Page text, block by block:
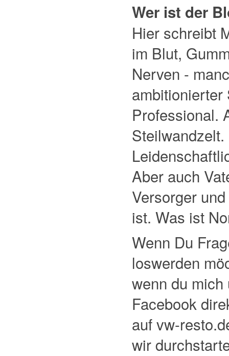
Wer ist der
Hier schreibt
im Blut,
Nerven -
ambitionierter
Professional.
Aber auch
Versorger
ist. Was ist
Wenn Du
loswerden
wenn du
Facebook
auf vw-
wir